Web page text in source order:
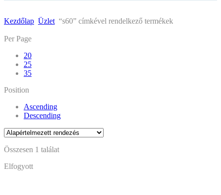
Kezdőlap Üzlet “s60” címkével rendelkező termékek
Skip
content
Per Page
20
25
35
Position
Ascending
Descending
Összesen 1 találat
Elfogyott